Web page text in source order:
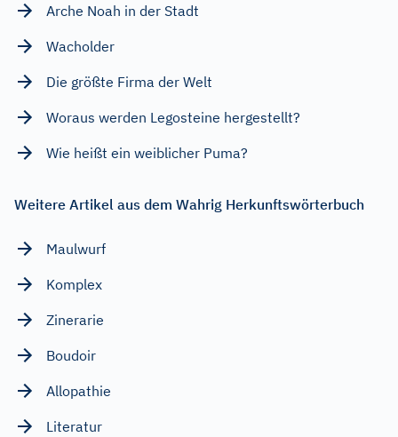
Arche Noah in der Stadt
Wacholder
Die größte Firma der Welt
Woraus werden Legosteine hergestellt?
Wie heißt ein weiblicher Puma?
Weitere Artikel aus dem Wahrig Herkunftswörterbuch
Maulwurf
Komplex
Zinerarie
Boudoir
Allopathie
Literatur